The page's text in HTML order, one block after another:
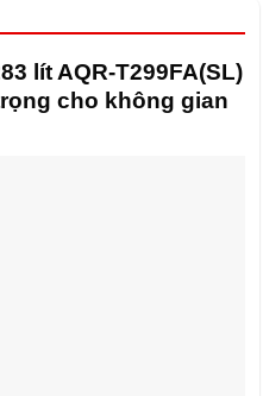
lít AQR-T299FA(SL)
cho không gian